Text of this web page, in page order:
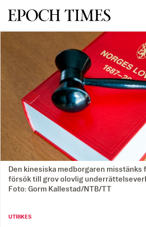
Svenska Epoch Times
Den kinesiska medborgaren misstänks
försök till grov olovlig
Foto: Gorm Kallestad/NTB/TT
UTRIKES